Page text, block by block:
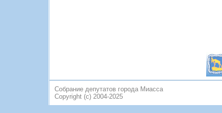
Собрание депутатов города Миасса
Copyright (c) 2004-2025